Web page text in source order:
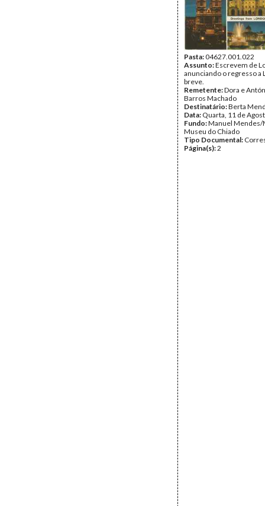
Pasta:04627.001.022
Assunto:Escrevem de
anunciando o regresso a
breve.
Remetente:Dora e
Barros Machado
Destinatário:Berta
Data: Quarta, 11 de
Fundo:Manuel Mendes/
Museu do Chiado
Tipo Documental:
Página(s):2